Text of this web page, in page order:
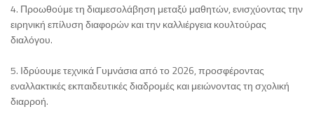
4. Προωθούμε τη διαμεσολάβηση μεταξύ μαθητών, ενισχύοντας την
ειρηνική επίλυση διαφορών και την καλλιέργεια κουλτούρας
διαλόγου.
5. Ιδρύουμε τεχνικά Γυμνάσια από το 2026, προσφέροντας
εναλλακτικές εκπαιδευτικές διαδρομές και μειώνοντας τη σχολική
διαρροή.